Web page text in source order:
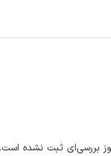
بررسی‌ای ثبت نشده است.